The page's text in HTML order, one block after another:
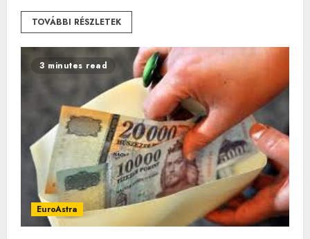
TOVÁBBI RÉSZLETEK
3 minutes read
EuroAstra